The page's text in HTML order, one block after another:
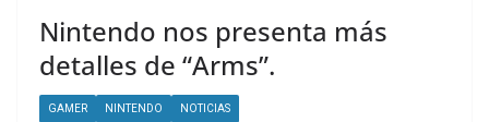
Nintendo nos presenta más
detalles de “Arms”.
GAMER NINTENDO NOTICIAS